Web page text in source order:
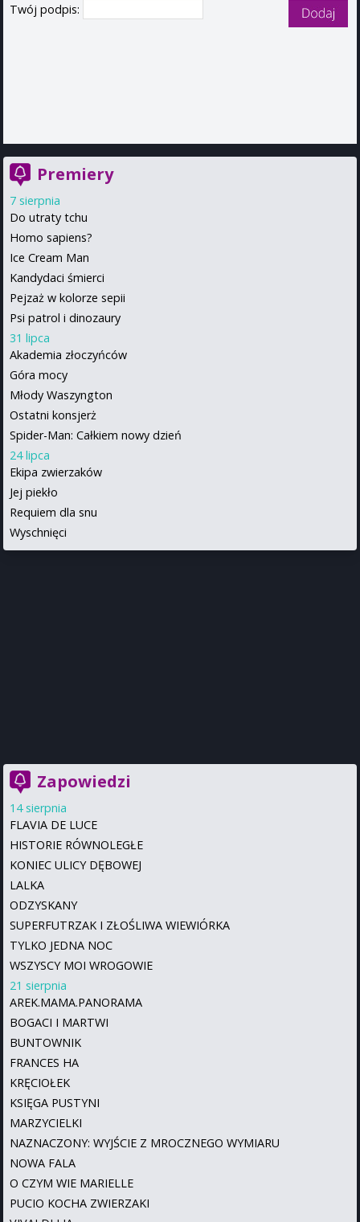
Twój podpis:
Premiery
7 sierpnia
Do utraty tchu
Homo sapiens?
Ice Cream Man
Kandydaci śmierci
Pejzaż w kolorze sepii
Psi patrol i dinozaury
31 lipca
Akademia złoczyńców
Góra mocy
Młody Waszyngton
Ostatni konsjerż
Spider-Man: Całkiem nowy dzień
24 lipca
Ekipa zwierzaków
Jej piekło
Requiem dla snu
Wyschnięci
Zapowiedzi
14 sierpnia
FLAVIA DE LUCE
HISTORIE RÓWNOLEGŁE
KONIEC ULICY DĘBOWEJ
LALKA
ODZYSKANY
SUPERFUTRZAK I ZŁOŚLIWA WIEWIÓRKA
TYLKO JEDNA NOC
WSZYSCY MOI WROGOWIE
21 sierpnia
AREK.MAMA.PANORAMA
BOGACI I MARTWI
BUNTOWNIK
FRANCES HA
KRĘCIOŁEK
KSIĘGA PUSTYNI
MARZYCIELKI
NAZNACZONY: WYJŚCIE Z MROCZNEGO WYMIARU
NOWA FALA
O CZYM WIE MARIELLE
PUCIO KOCHA ZWIERZAKI